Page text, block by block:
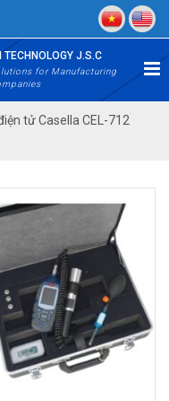
TECHNOLOGY J.S.C
for Manufacturing
tử Casella CEL-712